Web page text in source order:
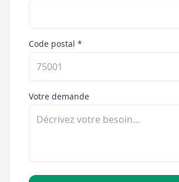
Code postal *
Votre demande